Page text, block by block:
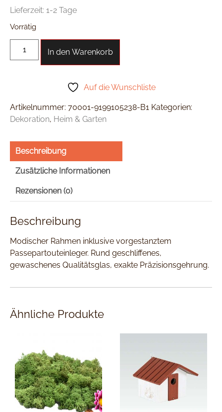
Lieferzeit: 1-2 Tage
Vorrätig
In den Warenkorb
Auf die Wunschliste
Artikelnummer: 70001-9199105238-B1 Kategorien:
Dekoration, Heim & Garten
Beschreibung
Zusätzliche Informationen
Rezensionen (0)
Beschreibung
Modischer Rahmen inklusive vorgestanztem
Passepartouteinleger. Rund geschliffenes,
gewaschenes Qualitätsglas, exakte Präzisionsgehrung.
Ähnliche Produkte